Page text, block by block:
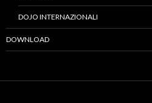
DOJO INTERNAZIONALI
DOWNLOAD